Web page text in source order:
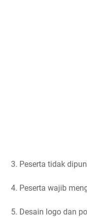
3. Peserta tidak
4. Peserta wajib
5. Desain logo dan